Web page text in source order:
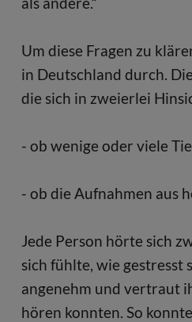
Um diese Fragen zu
in Deutschland durch.
die sich in zweierlei
- ob wenige oder viele
- ob die Aufnahmen aus
Jede Person hörte sich
sich fühlte, wie gestresst
angenehm und vertraut
hören konnten. So